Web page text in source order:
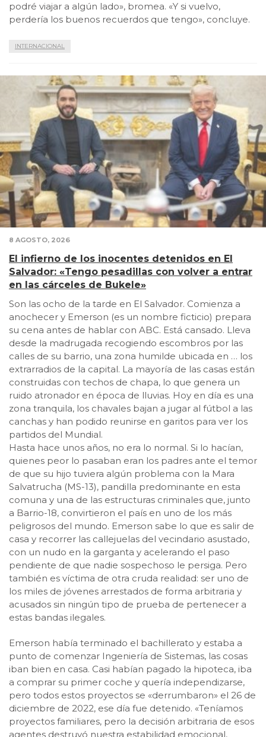
podré viajar a algún lado», bromea. «Y si vuelvo,
perdería los buenos recuerdos que tengo», concluye.
INTERNACIONAL
8 AGOSTO, 2026
El infierno de los inocentes detenidos en El
Salvador: «Tengo pesadillas con volver a entrar
en las cárceles de Bukele»
Son las ocho de la tarde en El Salvador. Comienza a
anochecer y Emerson (es un nombre ficticio) prepara
su cena antes de hablar con ABC. Está cansado. Lleva
desde la madrugada recogiendo escombros por las
calles de su barrio, una zona humilde ubicada en … los
extrarradios de la capital. La mayoría de las casas están
construidas con techos de chapa, lo que genera un
ruido atronador en época de lluvias. Hoy en día es una
zona tranquila, los chavales bajan a jugar al fútbol a las
canchas y han podido reunirse en garitos para ver los
partidos del Mundial.
Hasta hace unos años, no era lo normal. Si lo hacían,
quienes peor lo pasaban eran los padres ante el temor
de que su hijo tuviera algún problema con la Mara
Salvatrucha (MS-13), pandilla predominante en esta
comuna y una de las estructuras criminales que, junto
a Barrio-18, convirtieron el país en uno de los más
peligrosos del mundo. Emerson sabe lo que es salir de
casa y recorrer las callejuelas del vecindario asustado,
con un nudo en la garganta y acelerando el paso
pendiente de que nadie sospechoso le persiga. Pero
también es víctima de otra cruda realidad: ser uno de
los miles de jóvenes arrestados de forma arbitraria y
acusados sin ningún tipo de prueba de pertenecer a
estas bandas ilegales.
Emerson había terminado el bachillerato y estaba a
punto de comenzar Ingeniería de Sistemas, las cosas
iban bien en casa. Casi habían pagado la hipoteca, iba
a comprar su primer coche y quería independizarse,
pero todos estos proyectos se «derrumbaron» el 26 de
diciembre de 2022, ese día fue detenido. «Teníamos
proyectos familiares, pero la decisión arbitraria de esos
agentes destruyó nuestra estabilidad emocional,